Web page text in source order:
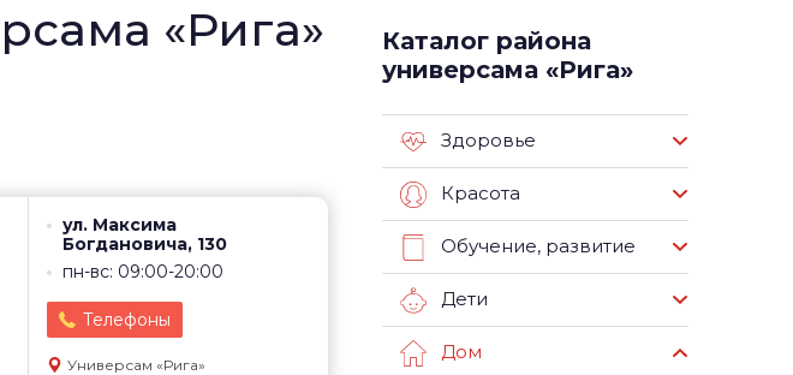
«Рига»
ул. Максима
Богдановича, 130
пн-вс: 09:00-20:00
Телефоны
Универсам «Рига»
Каталог района
универсама «Рига»
Здоровье
Красота
Обучение, развитие
Дети
Дом